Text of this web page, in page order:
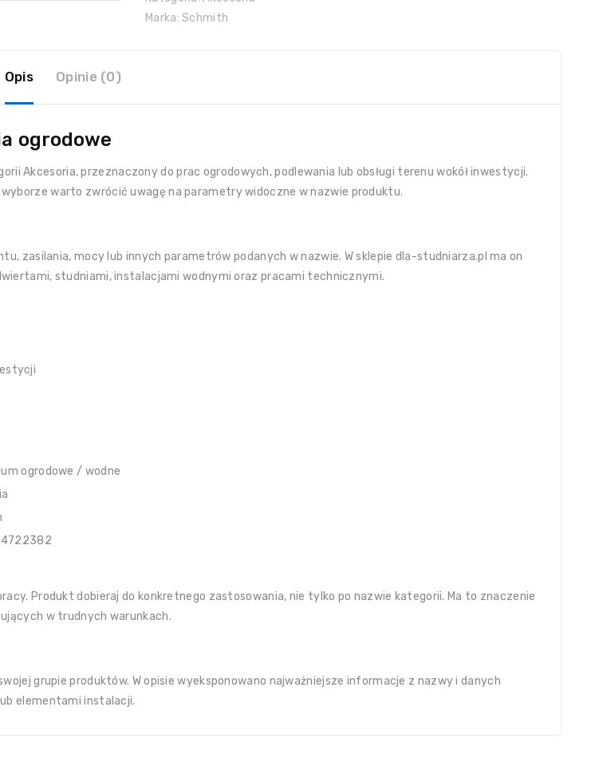
Marka:Schmith
Opis Opinie (0)
ogrodowe
Akcesoria, przeznaczony do prac ogrodowych, podlewania lub obsługi terenu wokół inwestycji.
warto zwrócić uwagę na parametry widoczne w nazwie produktu.
zasilania, mocy lub innych parametrów podanych w nazwie. W sklepie dla-studniarza.pl ma on
studniami, instalacjami wodnymi oraz pracami technicznymi.
ogrodowe / wodne
Produkt dobieraj do konkretnego zastosowania, nie tylko po nazwie kategorii. Ma to znaczenie
w trudnych warunkach.
grupie produktów. W opisie wyeksponowano najważniejsze informacje z nazwy i danych
elementami instalacji.